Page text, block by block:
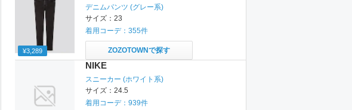
¥3,289
デニムパンツ (グレー系)
サイズ： 23
着用コーデ： 355件
ZOZOTOWNで探す
NIKE
スニーカー (ホワイト系)
サイズ： 24.5
着用コーデ： 939件